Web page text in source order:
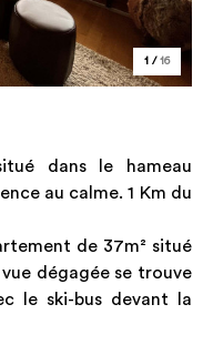
1 / 16
dans le hameau
au calme. 1 Km du
de 37m² situé
dégagée se trouve
le ski-bus devant la